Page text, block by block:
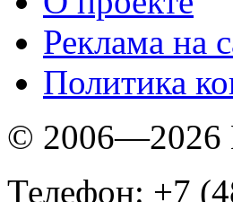
Реклама на
Политика
© 2006—2026
Телефон: +7